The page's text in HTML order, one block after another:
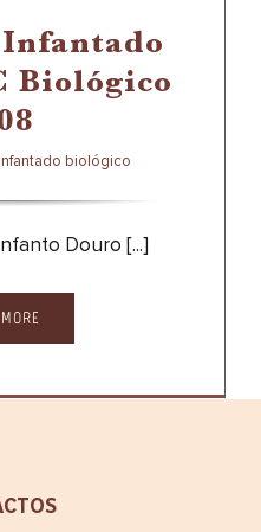
Biológico
biológico
Douro [...]